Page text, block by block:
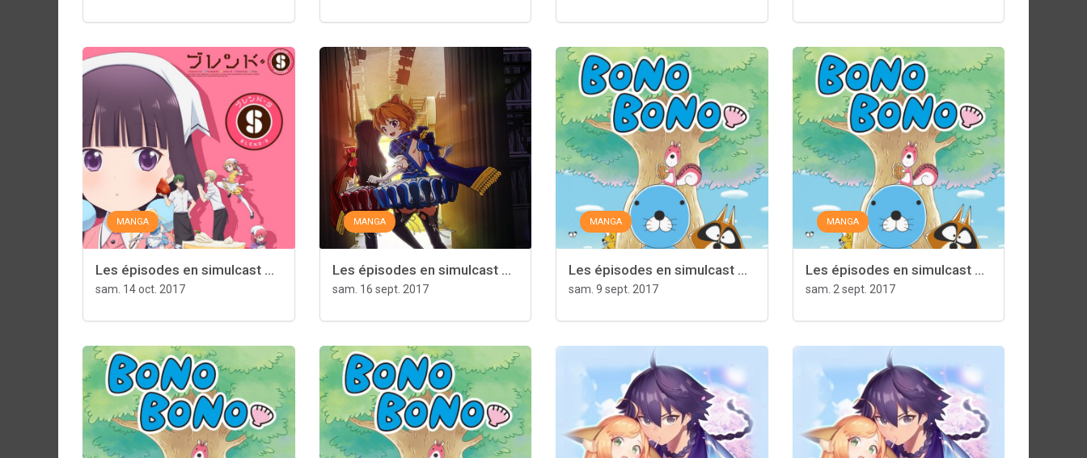
MANGA
Les épisodes en simulcast ...
sam. 14 oct. 2017
MANGA
Les épisodes en simulcast ...
sam. 16 sept. 2017
MANGA
Les épisodes en simulcast ...
sam. 9 sept. 2017
MANGA
Les épisodes en simulcast ...
sam. 2 sept. 2017